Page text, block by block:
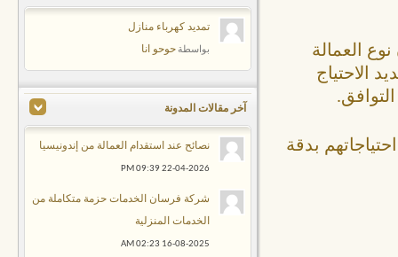
العمالة
الاحتياج
بدقة
تمديد كهرباء منازل
بواسطةحوحو انا
آخر مقالات المدونة
نصائح عند استقدام العمالة من إندونيسيا
22-04-2026
09:39 PM
شركة فرسان الخدمات حزمة متكاملة من
الخدمات المنزلية
16-08-2025
02:23 AM